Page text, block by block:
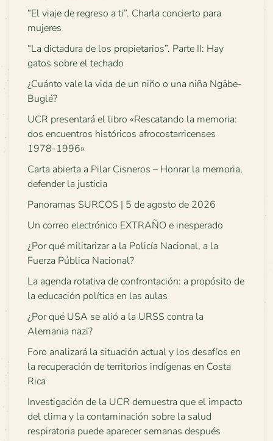
“El viaje de regreso a ti”. Charla concierto para
mujeres
“La dictadura de los propietarios”. Parte II: Hay
gatos sobre el techado
¿Cuánto vale la vida de un niño o una niña Ngäbe-
Buglé?
UCR presentará el libro «Rescatando la memoria:
dos encuentros históricos afrocostarricenses
1978-1996»
Carta abierta a Pilar Cisneros – Honrar la memoria,
defender la justicia
Panoramas SURCOS | 5 de agosto de 2026
Un correo electrónico EXTRAÑO e inesperado
¿Por qué militarizar a la Policía Nacional, a la
Fuerza Pública Nacional?
La agenda rotativa de confrontación: a propósito de
la educación política en las aulas
¿Por qué USA se alió a la URSS contra la
Alemania nazi?
Foro analizará la situación actual y los desafíos en
la recuperación de territorios indígenas en Costa
Rica
Investigación de la UCR demuestra que el impacto
del clima y la contaminación sobre la salud
respiratoria puede aparecer semanas después